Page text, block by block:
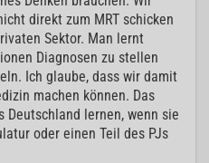
direkt zum MRT schicken
Sektor. Man lernt
Diagnosen zu stellen
Ich glaube, dass wir damit
machen können. Das
Deutschland lernen, wenn sie
oder einen Teil des PJs